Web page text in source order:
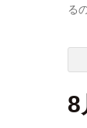
る
8